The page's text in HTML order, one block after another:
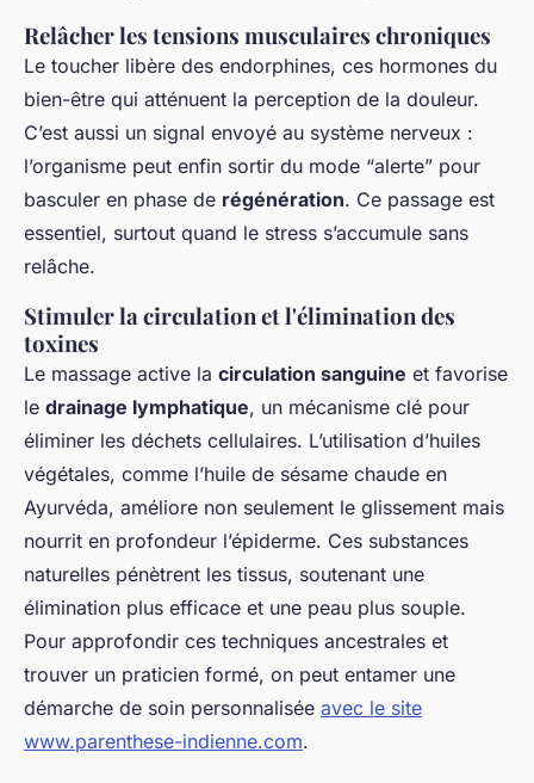
Relâcher les tensions musculaires chroniques
Le toucher libère des endorphines, ces hormones du
bien-être qui atténuent la perception de la douleur.
C’est aussi un signal envoyé au système nerveux :
l’organisme peut enfin sortir du mode “alerte” pour
basculer en phase de régénération. Ce passage est
essentiel, surtout quand le stress s’accumule sans
relâche.
Stimuler la circulation et l'élimination des
toxines
Le massage active la circulation sanguine et favorise
le drainage lymphatique, un mécanisme clé pour
éliminer les déchets cellulaires. L’utilisation d’huiles
végétales, comme l’huile de sésame chaude en
Ayurvéda, améliore non seulement le glissement mais
nourrit en profondeur l’épiderme. Ces substances
naturelles pénètrent les tissus, soutenant une
élimination plus efficace et une peau plus souple.
Pour approfondir ces techniques ancestrales et
trouver un praticien formé, on peut entamer une
démarche de soin personnalisée avec le site
www.parenthese-indienne.com.